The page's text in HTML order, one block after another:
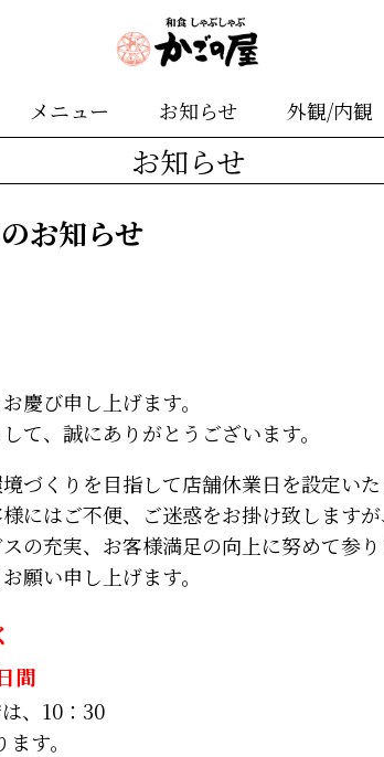
メニュー お知らせ 外観/内観
お知らせ
お知らせ
び申し上げます。
て、誠にありがとうございます。
づくりを目指して店舗休業日を設定いた
にはご不便、ご迷惑をお掛け致しますが
の充実、お客様満足の向上に努めて参り
願い申し上げます。
間
、10：30
す。